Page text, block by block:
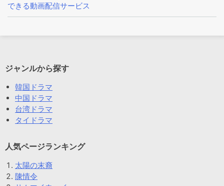
できる動画配信サービス
ジャンルから探す
韓国ドラマ
中国ドラマ
台湾ドラマ
タイドラマ
人気ページランキング
太陽の末裔
陳情令